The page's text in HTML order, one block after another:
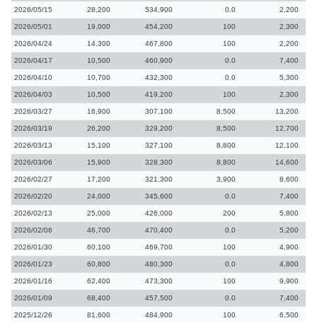
2026/05/15 28,200 534,900 0.0 2,200
2026/05/01 19,000 454,200 100 2,300
2026/04/24 14,300 467,800 100 2,200
2026/04/17 10,500 460,900 0.0 7,400
2026/04/10 10,700 432,300 0.0 5,300
2026/04/03 10,500 419,200 100 2,300
2026/03/27 16,900 307,100 8,500 13,200
2026/03/19 26,200 329,200 8,500 12,700
2026/03/13 15,100 327,100 8,800 12,100
2026/03/06 15,900 328,300 8,800 14,600
2026/02/27 17,200 321,300 3,900 8,600
2026/02/20 24,000 345,600 0.0 7,400
2026/02/13 25,000 426,000 200 5,800
2026/02/06 46,700 470,400 0.0 5,200
2026/01/30 60,100 469,700 100 4,900
2026/01/23 60,800 480,300 0.0 4,800
2026/01/16 62,400 473,300 100 9,900
2026/01/09 68,400 457,500 0.0 7,400
2025/12/26 81,600 484,900 100 6,500